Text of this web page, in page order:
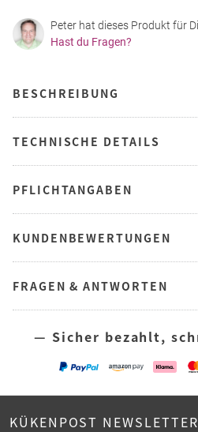
Peter hat dieses Produkt für
Hast du Fragen?
BESCHREIBUNG
TECHNISCHE DETAILS
PFLICHTANGABEN
KUNDENBEWERTUNGEN
FRAGEN & ANTWORTEN
— Sicher bezahlt,
KÜKENPOST NEWSLETTER